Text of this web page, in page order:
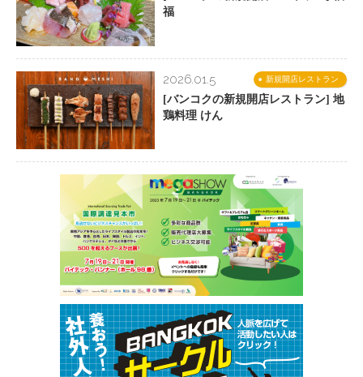
福
新規開店レストラン
2026.01.5
[バンコクの新規開店レストラン] 地
鶏料理 けん